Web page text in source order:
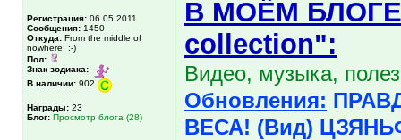
Регистрация: 06.05.2011
Сообщения: 1450
Откуда: From the middle of
nowhere! :-)
Пол:
Знак зодиака:
В наличии: 902
Награды: 23
Блог: Просмотр блога (28)
В МОЁМ БЛОГЕ
collection":
Видео, музыка,
Обновления:
ВЕСА! (Вид)